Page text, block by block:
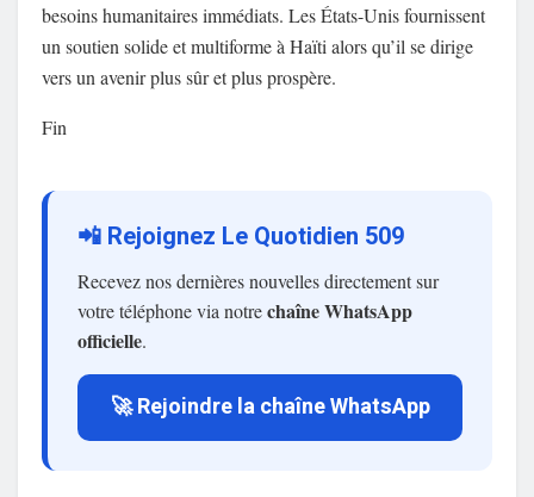
besoins humanitaires immédiats. Les États-Unis fournissent
un soutien solide et multiforme à Haïti alors qu’il se dirige
vers un avenir plus sûr et plus prospère.
Fin
📲 Rejoignez Le Quotidien 509
Recevez nos dernières nouvelles directement sur
votre téléphone via notrechaîne WhatsApp
officielle.
🚀 Rejoindre la chaîne WhatsApp